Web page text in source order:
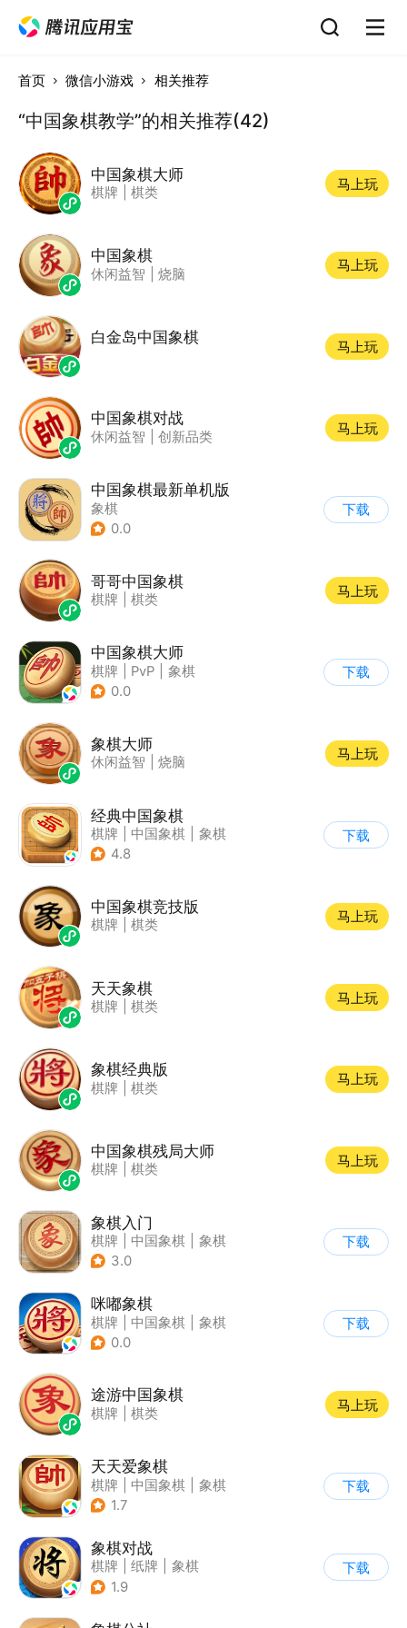
首页 微信小游戏 相关推荐
“中国象棋教学”的相关推荐(42)
中国象棋大师
棋牌 棋类
马上玩
中国象棋
休闲益智 烧脑
马上玩
白金岛中国象棋
马上玩
中国象棋对战
休闲益智 创新品类
马上玩
中国象棋最新单机版
象棋
0.0
下载
哥哥中国象棋
棋牌 棋类
马上玩
中国象棋大师
棋牌 PvP
象棋
| 烧脑
0.0
下载
象棋大师
休闲益智 烧脑
马上玩
经典中国象棋
棋牌 中国象棋
象棋
| 单机
4.8
下载
中国象棋竞技版
棋牌 棋类
马上玩
天天象棋
棋牌 棋类
马上玩
象棋经典版
棋牌 棋类
马上玩
中国象棋残局大师
棋牌 棋类
马上玩
象棋入门
棋牌 中国象棋
象棋
| 学习教育
3.0
下载
咪嘟象棋
棋牌 中国象棋
象棋
| 匹配对战
0.0
下载
途游中国象棋
棋牌 棋类
马上玩
天天爱象棋
棋牌 中国象棋
象棋
1.7
下载
象棋对战
棋牌 纸牌
象棋
| 卡通
1.9
下载